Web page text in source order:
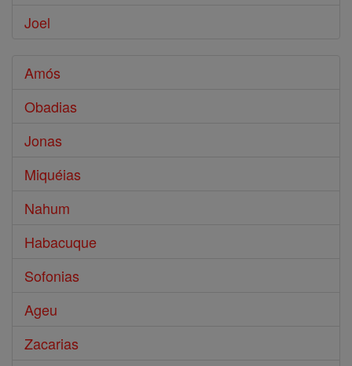
Joel
Amós
Obadias
Jonas
Miquéias
Nahum
Habacuque
Sofonias
Ageu
Zacarias